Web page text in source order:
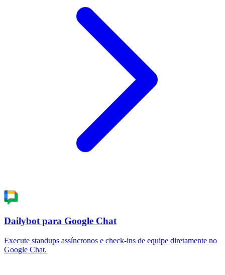
Dailybot para Google Chat
Execute standups assíncronos e check-ins de equipe diretamente no
Google Chat.